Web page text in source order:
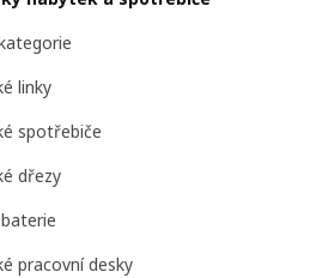
linky
spotřebiče
dřezy
pracovní desky